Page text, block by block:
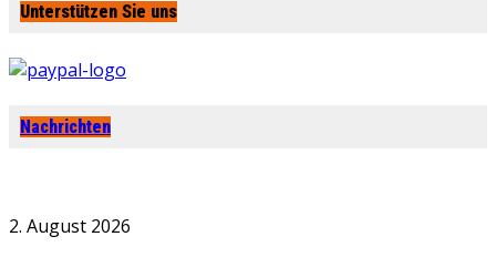
Unterstützen Sie uns
Nachrichten
2. August 2026